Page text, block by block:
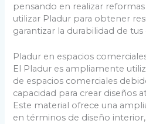
pensando en realizar
utilizar Pladur para obtener
garantizar la durabilidad de tus
Pladur en espacios
El Pladur es ampliamente
de espacios comerciales
capacidad para crear diseños
Este material ofrece una
en términos de diseño